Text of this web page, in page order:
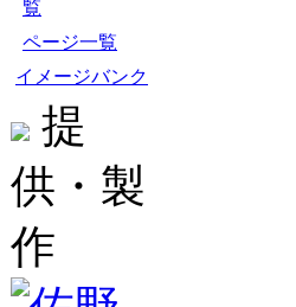
覧
ページ一覧
イメージバンク
提
供・製
作